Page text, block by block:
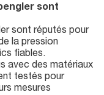
sont
sont réputés pour
la pression
fiables.
avec des matériaux
testés pour
mesures